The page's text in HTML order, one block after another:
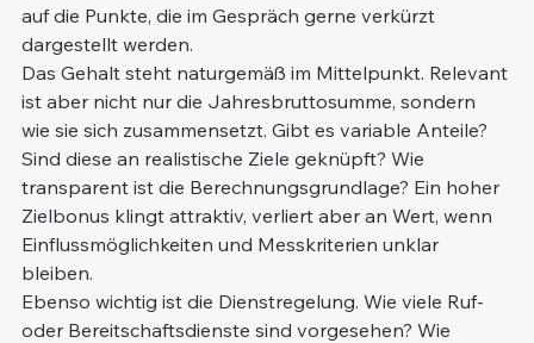
auf die Punkte, die im Gespräch gerne verkürzt
dargestellt werden.
Das Gehalt steht naturgemäß im Mittelpunkt. Relevant
ist aber nicht nur die Jahresbruttosumme, sondern
wie sie sich zusammensetzt. Gibt es variable Anteile?
Sind diese an realistische Ziele geknüpft? Wie
transparent ist die Berechnungsgrundlage? Ein hoher
Zielbonus klingt attraktiv, verliert aber an Wert, wenn
Einflussmöglichkeiten und Messkriterien unklar
bleiben.
Ebenso wichtig ist die Dienstregelung. Wie viele Ruf-
oder Bereitschaftsdienste sind vorgesehen? Wie